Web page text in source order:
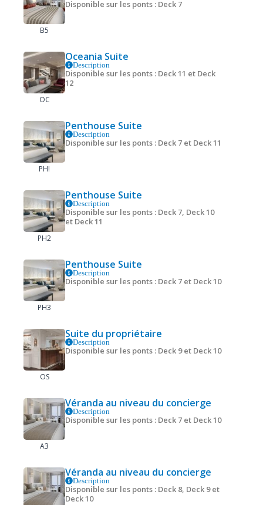
B5
Disponible sur les ponts : Deck 7
OC
Oceania Suite
Description
Disponible sur les ponts : Deck 11 et Deck
12
PH!
Penthouse Suite
Description
Disponible sur les ponts : Deck 7 et Deck 11
PH2
Penthouse Suite
Description
Disponible sur les ponts : Deck 7, Deck 10
et Deck 11
PH3
Penthouse Suite
Description
Disponible sur les ponts : Deck 7 et Deck 10
OS
Suite du propriétaire
Description
Disponible sur les ponts : Deck 9 et Deck 10
A3
Véranda au niveau du concierge
Description
Disponible sur les ponts : Deck 7 et Deck 10
Véranda au niveau du concierge
Description
Disponible sur les ponts : Deck 8, Deck 9 et
Deck 10